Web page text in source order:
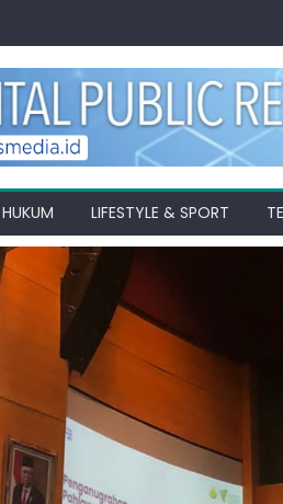
HUKUM LIFESTYLE & SPORT